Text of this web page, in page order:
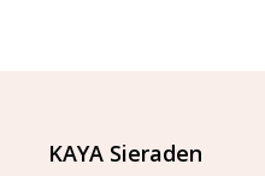
KAYA Sieraden